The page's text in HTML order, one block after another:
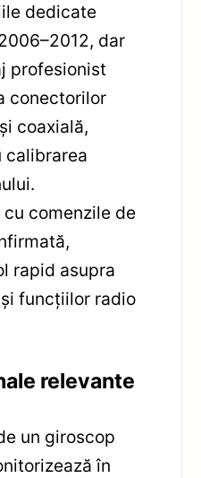
dedicate
dar
profesionist
conectorilor
coaxială,
calibrarea
comenzile de
rapid asupra
funcțiilor radio
relevante
un giroscop
în